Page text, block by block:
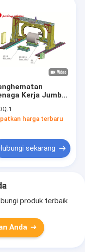
Kerja Jumbo
Packing Line
Memadatkan
1
harga terbaru
sekarang
produk terbaik
Anda